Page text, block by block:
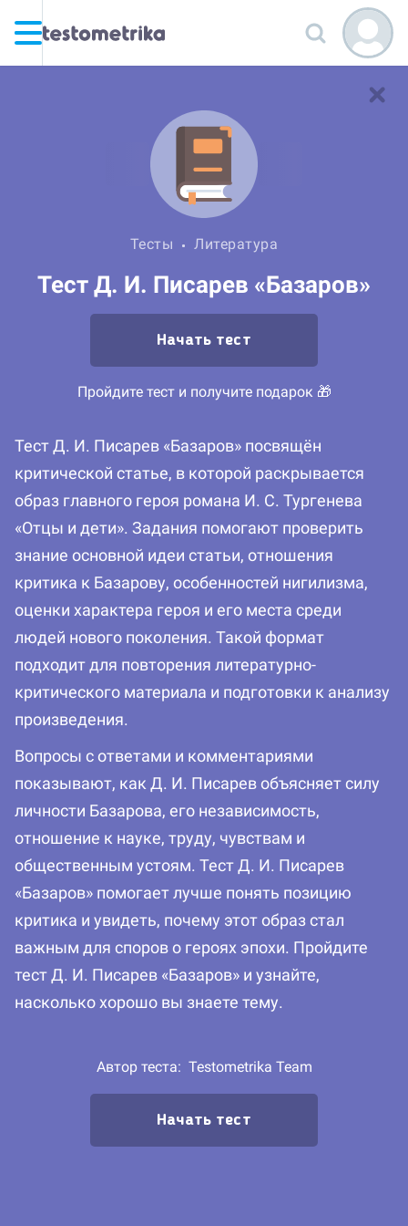
Тесты Литература
Тест Д. И. Писарев «Базаров»
Начать тест
Пройдите тест и получите подарок 🎁
Тест Д. И. Писарев «Базаров» посвящён
критической статье, в которой раскрывается
образ главного героя романа И. С. Тургенева
«Отцы и дети». Задания помогают проверить
знание основной идеи статьи, отношения
критика к Базарову, особенностей нигилизма,
оценки характера героя и его места среди
людей нового поколения. Такой формат
подходит для повторения литературно-
критического материала и подготовки к анализу
произведения.
Вопросы с ответами и комментариями
показывают, как Д. И. Писарев объясняет силу
личности Базарова, его независимость,
отношение к науке, труду, чувствам и
общественным устоям. Тест Д. И. Писарев
«Базаров» помогает лучше понять позицию
критика и увидеть, почему этот образ стал
важным для споров о героях эпохи. Пройдите
тест Д. И. Писарев «Базаров» и узнайте,
насколько хорошо вы знаете тему.
Автор теста: Testometrika Team
Начать тест